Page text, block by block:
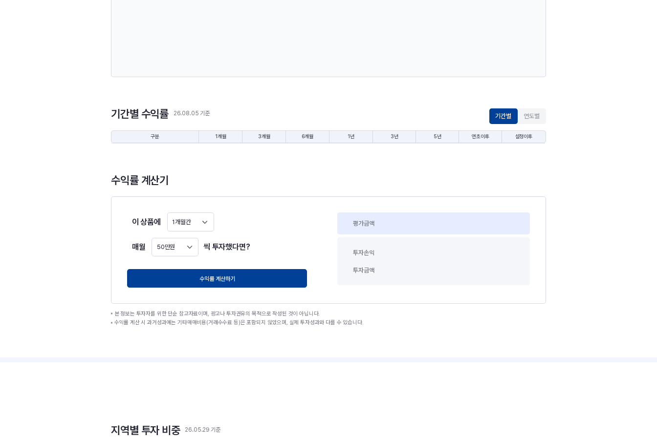
기간별 수익률 26.08.05 기준 기간별 연도별
구분 1개월 3개월 6개월 1년 3년 5년 연초이후 설정이후
수익률 계산기
이 상품에 1개월간
매월 50만원 원 씩 투자했다면?
수익률 계산하기
평가금액
투자손익
투자금액
본 정보는 투자자를 위한 단순 참고자료이며, 광고나 투자권유의 목적으로 작성된 것이 아닙니다.
수익률 계산 시 과거성과에는 기타매매비용(거래수수료 등)은 포함되지 않았으며, 실제 투자성과와 다를 수 있습니다.
지역별 투자 비중 26.05.29 기준